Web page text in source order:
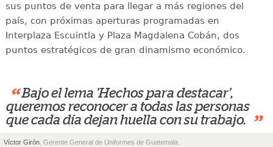
sus puntos de venta para llegar a más regiones del
país, con próximas aperturas programadas en
Interplaza Escuintla y Plaza Magdalena Cobán, dos
puntos estratégicos de gran dinamismo económico.
“ Bajo el lema 'Hechos para destacar',
queremos reconocer a todas las personas
que cada día dejan huella con su trabajo.
”
Víctor Girón , Gerente General de Uniformes de Guatemala.